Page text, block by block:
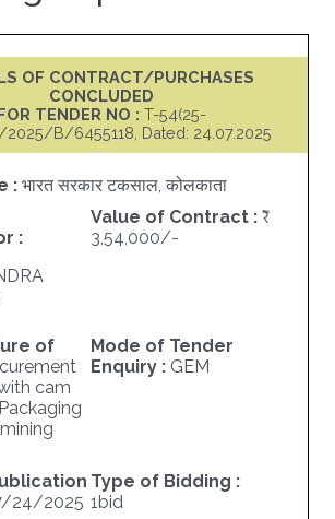
OF CONTRACT/PURCHASES
CONCLUDED
TENDER NO : T-54(25-
B/6455118, Dated: 24.07.2025
: भारत सरकार टकसाल, कोलकाता
:
Value of Contract :
3,54,000/-
of
cam
Mode of Tender
Enquiry : GEM
24/2025
Type of Bidding :
1bid